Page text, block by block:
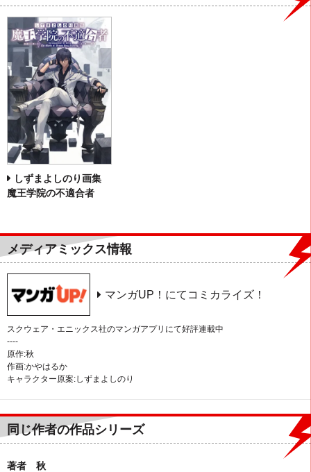
しずまよしのり画集
魔王学院の不適合者
メディアミックス情報
マンガUP！にてコミカライズ！
スクウェア・エニックス社のマンガアプリにて好評連載中
----
原作:秋
作画:かやはるか
キャラクター原案:しずまよしのり
同じ作者の作品シリーズ
著者 秋